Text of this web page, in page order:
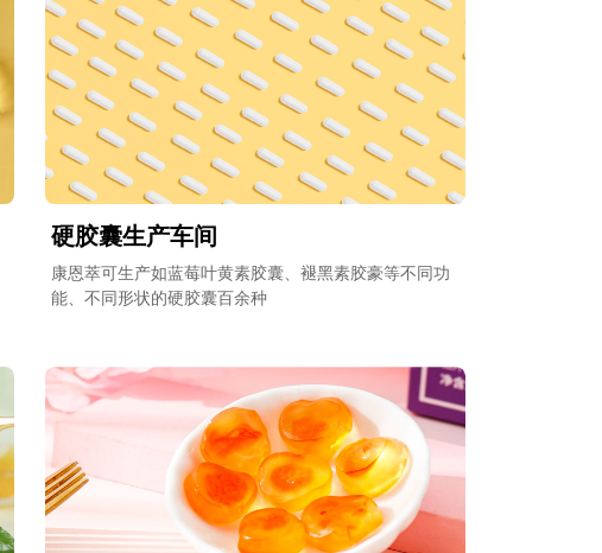
硬胶囊生产车间
康恩萃可生产如蓝莓叶黄素胶囊、褪黑素胶豪等不同功
能、不同形状的硬胶囊百余种